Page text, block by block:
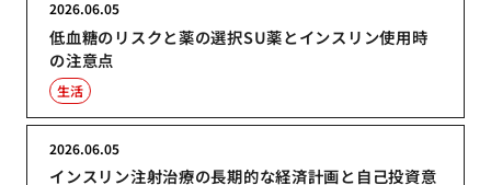
低血糖のリスクと薬の選択SU薬とインスリン使用時
の注意点
2026.06.05
生活
インスリン注射治療の長期的な経済計画と自己投資意
2026.06.05